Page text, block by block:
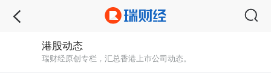
港股动态
瑞财经原创专栏，汇总香港上市公司动态。